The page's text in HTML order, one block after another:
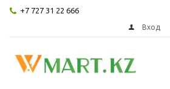
+7 727 31 22 666
Вход